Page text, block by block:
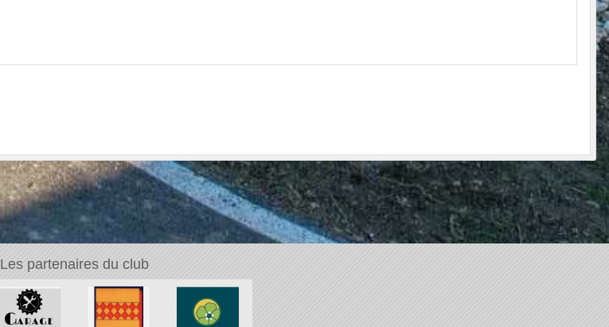
Les partenaires du club